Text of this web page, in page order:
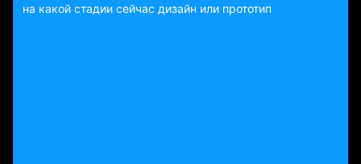
на какой стадии сейчас дизайн или прототип